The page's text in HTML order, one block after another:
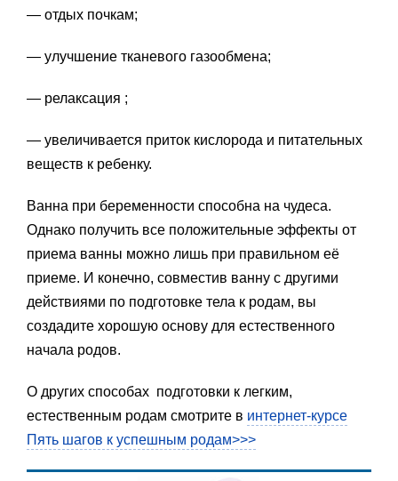
— отдых почкам;
— улучшение тканевого газообмена;
— релаксация ;
— увеличивается приток кислорода и питательных
веществ к ребенку.
Ванна при беременности способна на чудеса.
Однако получить все положительные эффекты от
приема ванны можно лишь при правильном её
приеме. И конечно, совместив ванну с другими
действиями по подготовке тела к родам, вы
создадите хорошую основу для естественного
начала родов.
О других способах подготовки к легким,
естественным родам смотрите в интернет-курсе
Пять шагов к успешным родам>>>